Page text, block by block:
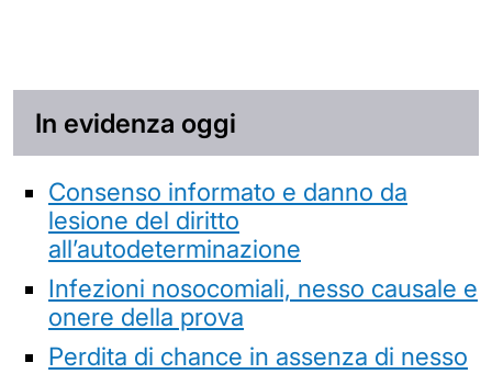
In evidenza oggi
Consenso informato e danno da
lesione del diritto
all’autodeterminazione
Infezioni nosocomiali, nesso causale e
onere della prova
Perdita di chance in assenza di nesso